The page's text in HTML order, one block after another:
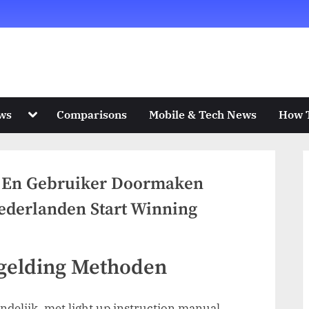
Toggle
menu
Comparisons Mobile & Tech News How
Gebruiker Doormaken
Start Winning
Methoden